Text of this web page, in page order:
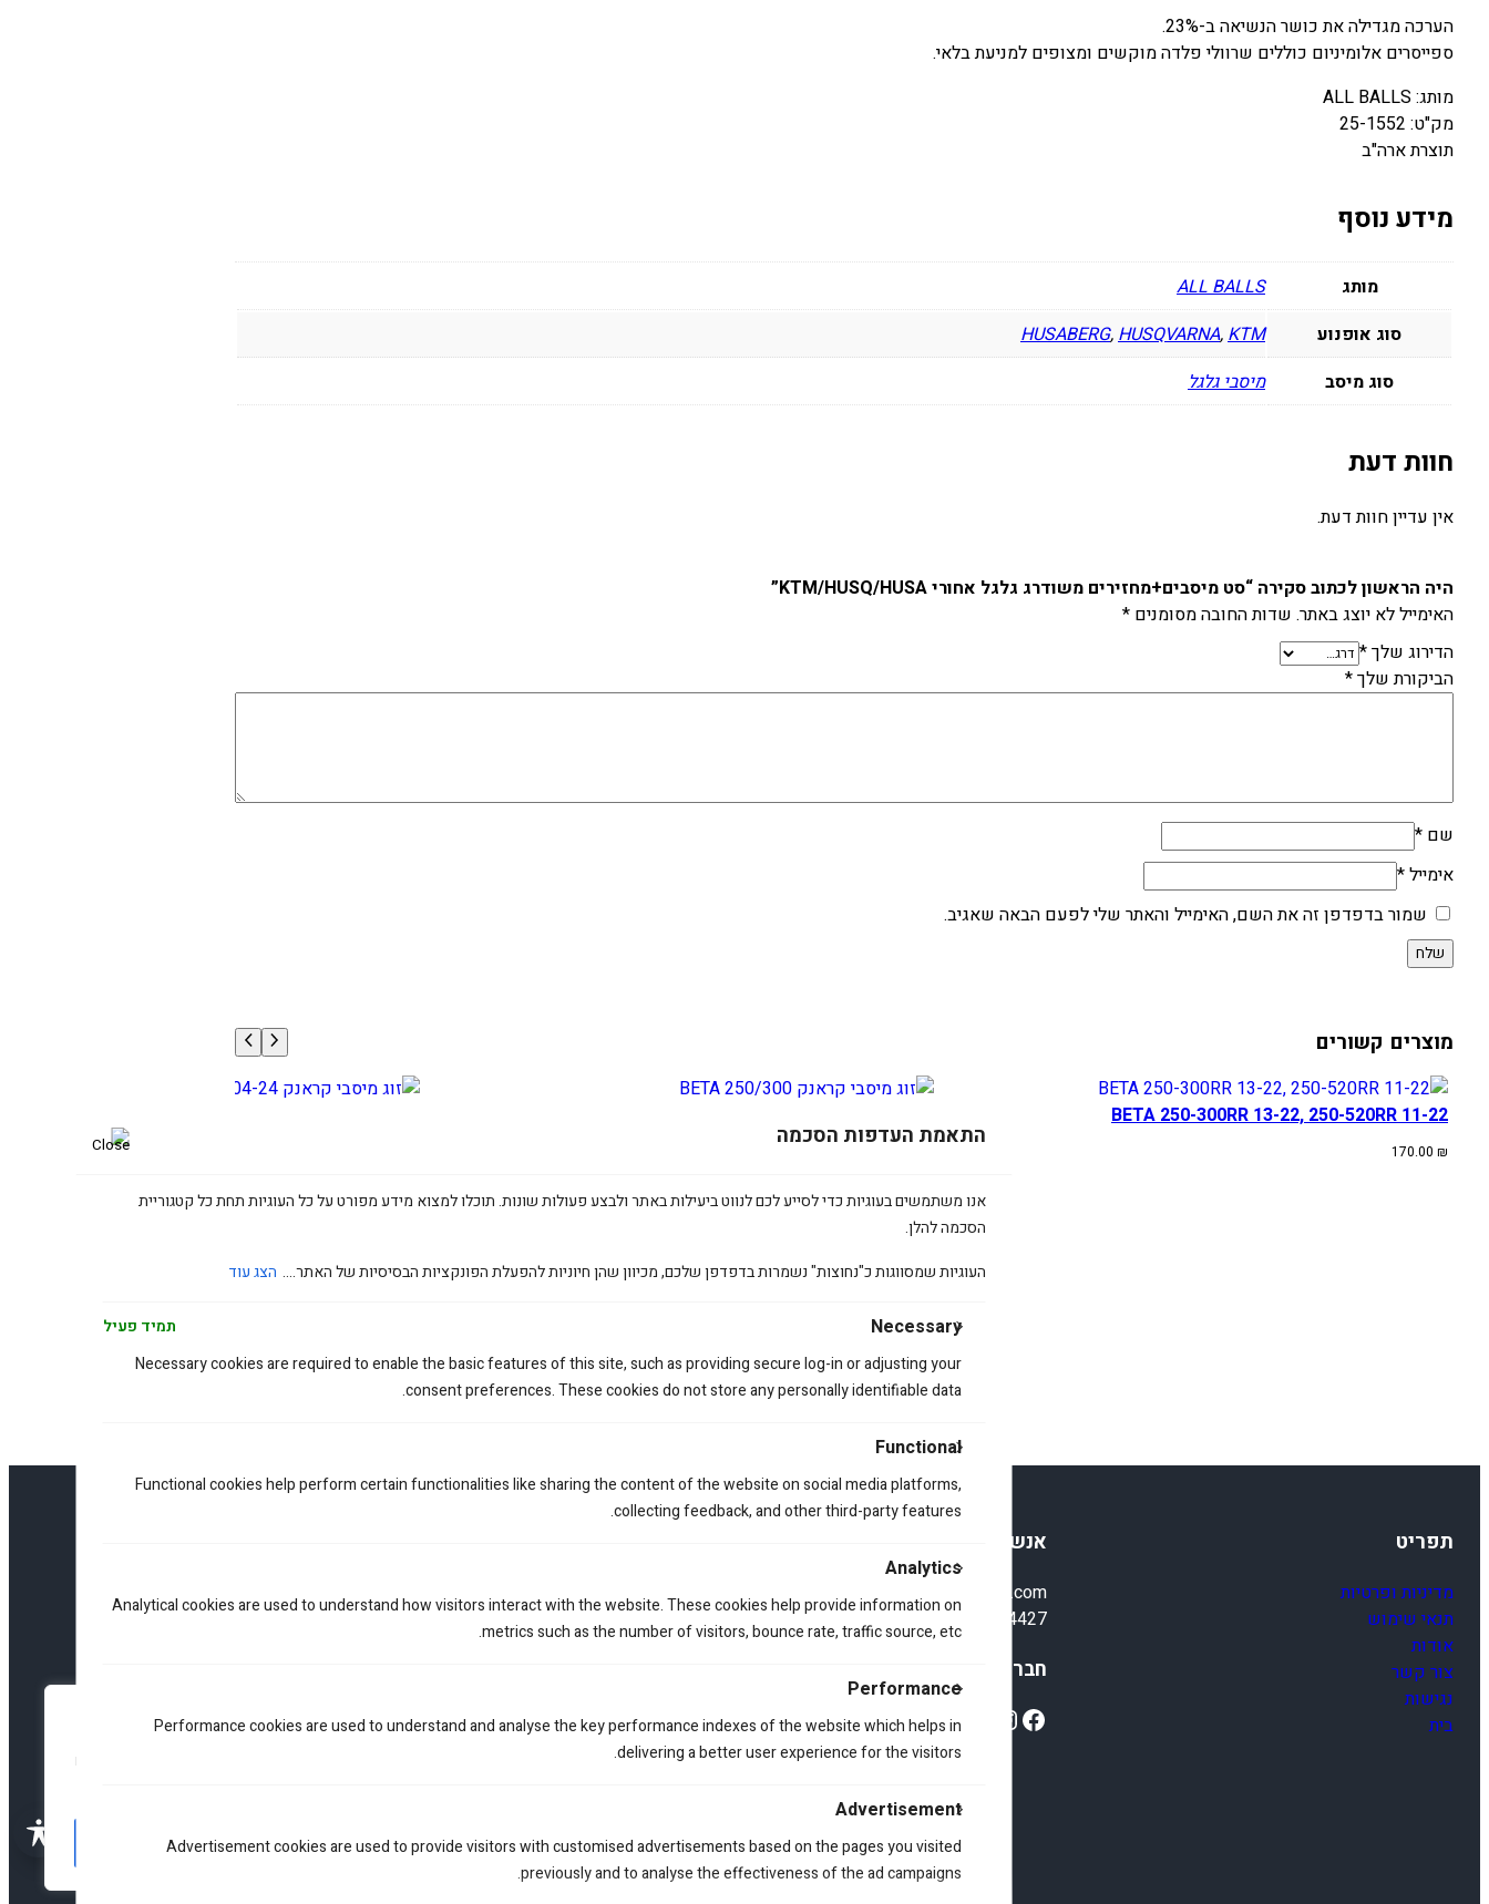
העדפות פרטיות
אנו משתמשים בעוגיות כדי לשפר את האתר, להציג תוכן מותאם ולנתח
עריכה דחה הכל אשר הכל
התאמת העדפות הסכמה
אנו משתמשים בעוגיות כדי לסייע לכם לנווט ביעילות באתר ולבצע פעולות שונות. תוכלו למצוא מידע מפורט על כל העוגיות תחת כל קטגוריית
הסכמה להלן.
העוגיות שמסווגות כ"נחוצות" נשמרות בדפדפן שלכם, מכיוון שהן חיוניות להפעלת הפונקציות הבסיסיות של האתר.... הצג עוד
Necessary
תמיד פעיל
Necessary cookies are required to enable the basic features of this site, such as providing secure log-in or adjusting your
consent preferences. These cookies do not store any personally identifiable data.
Functional
Functional cookies help perform certain functionalities like sharing the content of the website on social media platforms,
collecting feedback, and other third-party features.
Analytics
Analytical cookies are used to understand how visitors interact with the website. These cookies help provide information on
metrics such as the number of visitors, bounce rate, traffic source, etc.
Performance
Performance cookies are used to understand and analyse the key performance indexes of the website which helps in
delivering a better user experience for the visitors.
Advertisement
Advertisement cookies are used to provide visitors with customised advertisements based on the pages you visited
previously and to analyse the effectiveness of the ad campaigns.
Q
H
S
הערכה מגדילה את כושר הנשיאה ב-23%.
ספייסרים אלומיניום כוללים שרוולי פלדה מוקשים ומצופים למניעת בלאי.
מותג: ALL BALLS
מק"ט: 25-1552
תוצרת ארה"ב
מידע נוסף
מותג
ALL BALLS
סוג אופנוע
HUSABERG, HUSQVARNA, KTM
סוג מיסב
מיסבי גלגל
חוות דעת
אין עדיין חוות דעת.
היה הראשון לכתוב סקירה “סט מיסבים+מחזירים משודרג גלגל אחורי KTM/HUSQ/HUSA”
האימייל לא יוצג באתר. שדות החובה מסומנים *
הדירוג שלך*
הביקורת שלך*
שם *
אימייל*
שמור בדפדפן זה את השם, האימייל והאתר שלי לפעם הבאה שאגיב.
מוצרים קשורים
BETA 250-300RR 13-22, 250-520RR 11-22
170.00 ₪
תפריט
מדיניות ופרטיות
תנאי שימוש
אודות
צור קשר
נגישות
בית
אנשי קשר
bardaamir@gmail.com
053-444-4427
חברתיים
Facebook
Instagram
אימייל